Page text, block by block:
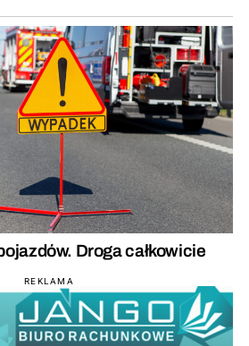
Droga całkowicie
REKLAMA